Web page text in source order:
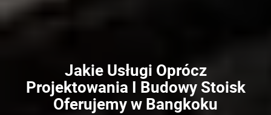
Jakie Usługi Oprócz
Projektowania I Budowy Stoisk
Oferujemy w Bangkoku